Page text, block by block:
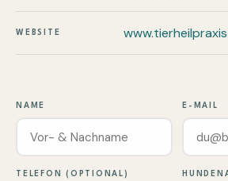
WEBSITE
NAME E-MAIL
TELEFON (OPTIONAL)